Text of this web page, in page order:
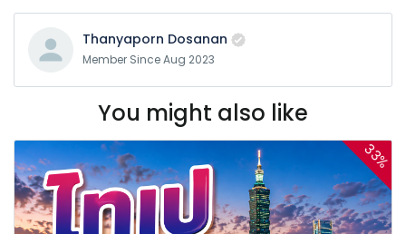
Thanyaporn Dosanan
Member Since Aug 2023
You might also like
33%